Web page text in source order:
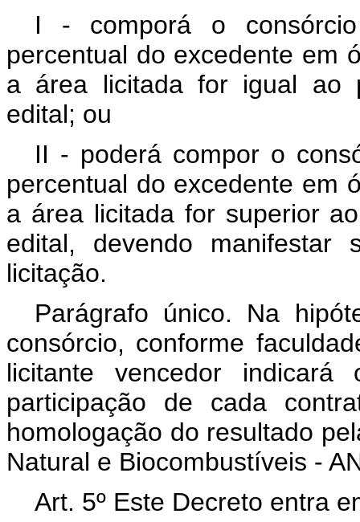
I - comporá o
percentual do excedente em
a área licitada for igual ao
edital; ou
II - poderá compor o
percentual do excedente em
a área licitada for superior
edital, devendo
licitação.
Parágrafo único. Na
consórcio, conforme
licitante vencedor
participação de cada
homologação do resultado
Natural e Biocombustíveis -
Art. 5º Este Decreto entra